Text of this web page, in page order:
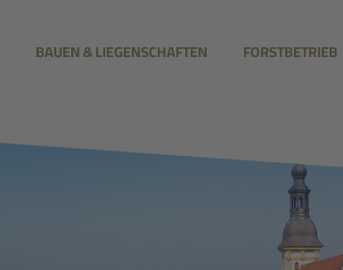
BAUEN & LIEGENSCHAFTEN FORSTBETRIEB